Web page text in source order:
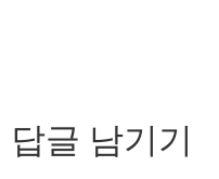
답글 남기기